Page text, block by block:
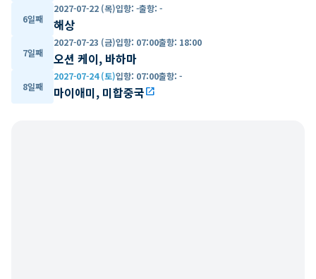
6일째
2027-07-22 (목)입항: -출항: -
해상
7일째
2027-07-23 (금)입항: 07:00출항: 18:00
오션 케이, 바하마
8일째
2027-07-24 (토)입항: 07:00출항: -
마이애미, 미합중국open_in_new